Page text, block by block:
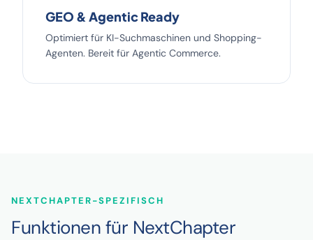
GEO & Agentic Ready
Optimiert für KI-Suchmaschinen und Shopping-
Agenten. Bereit für Agentic Commerce.
NEXTCHAPTER-SPEZIFISCH
Funktionen für NextChapter